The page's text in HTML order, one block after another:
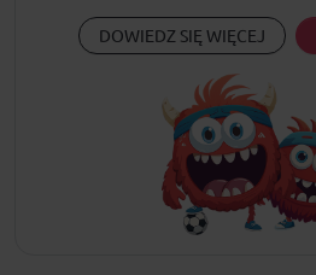
DOWIEDZ SIĘ WIĘCEJ